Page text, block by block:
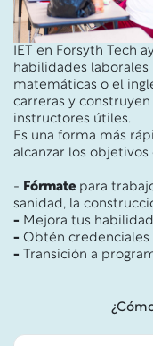
IET en Forsyth Tech
habilidades
matemáticas o el
carreras y
instructores útiles.
Es una forma más
alcanzar los objetivos
- Fórmate para
sanidad, la
- Mejora tus
- Obtén credenciales
- Transición a